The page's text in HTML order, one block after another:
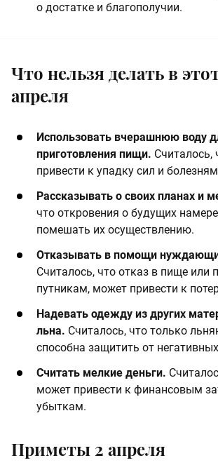
о достатке и благополучии.
Что нельзя делать в
апреля
Использовать вчерашнюю воду
приготовления пищи. Считалось,
привести к упадку сил и
Рассказывать о своих планах и
что откровения о будущих
помешать их осуществлению.​
Отказывать в помощи
Считалось, что отказ в пище или
путникам, может привести к
Надевать одежду из других
льна. Считалось, что только
способна защитить от
Считать мелкие деньги.
может привести к финансовым
убыткам.
Приметы 2 апреля